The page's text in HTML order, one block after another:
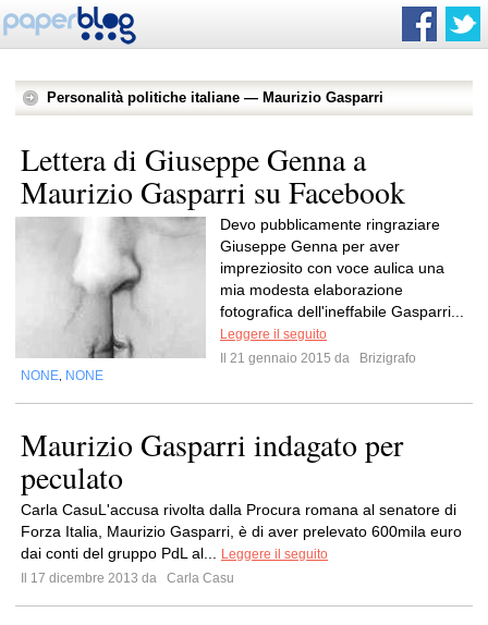
Personalità politiche italiane — Maurizio Gasparri
Lettera di Giuseppe Genna a
Maurizio Gasparri su Facebook
Devo pubblicamente ringraziare
Giuseppe Genna per aver
impreziosito con voce aulica una
mia modesta elaborazione
fotografica dell'ineffabile Gasparri...
Leggere il seguito
Il 21 gennaio 2015 da
Brizigrafo
NONE NONE
Maurizio Gasparri indagato per
peculato
Carla CasuL'accusa rivolta dalla Procura romana al senatore di
Forza Italia, Maurizio Gasparri, è di aver prelevato 600mila euro
dai conti del gruppo PdL al...
Leggere il seguito
Il 17 dicembre 2013 da
Carla Casu